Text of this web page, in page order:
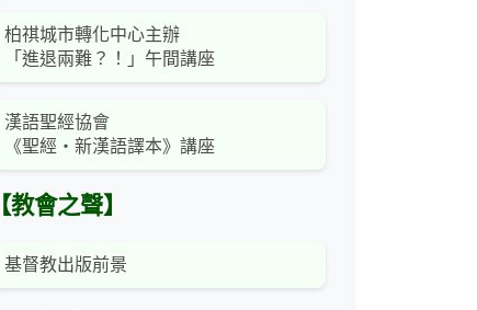
柏祺城市轉化中心主辦
「進退兩難？！」午間講座
漢語聖經協會
《聖經‧新漢語譯本》講座
【教會之聲】
基督教出版前景